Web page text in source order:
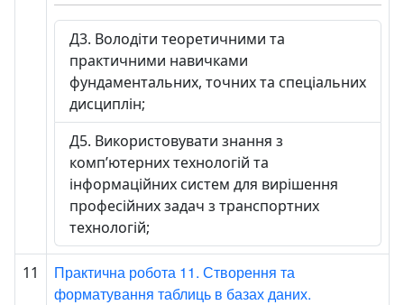
Д3. Володіти теоретичними та
практичними навичками
фундаментальних, точних та спеціальних
дисциплін;
Д5. Використовувати знання з
комп’ютерних технологій та
інформаційних систем для вирішення
професійних задач з транспортних
технологій;
11
Практична робота 11. Створення та
форматування таблиць в базах даних.